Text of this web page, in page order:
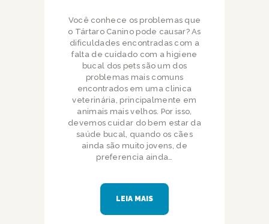
Você conhece os problemas que
o Tártaro Canino pode causar? As
dificuldades encontradas com a
falta de cuidado com a higiene
bucal dos pets são um dos
problemas mais comuns
encontrados em uma clinica
veterinária, principalmente em
animais mais velhos. Por isso,
devemos cuidar do bem estar da
saúde bucal, quando os cães
ainda são muito jovens, de
preferencia ainda…
LEIA MAIS